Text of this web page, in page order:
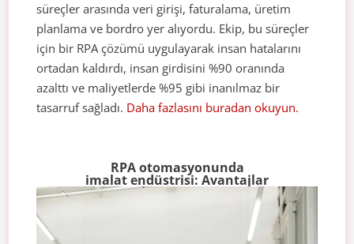
süreçler arasında veri girişi, faturalama, üretim
planlama ve bordro yer alıyordu. Ekip, bu süreçler
için bir RPA çözümü uygulayarak insan hatalarını
ortadan kaldırdı, insan girdisini %90 oranında
azalttı ve maliyetlerde %95 gibi inanılmaz bir
tasarruf sağladı. Daha fazlasını buradan okuyun.
RPA otomasyonunda
imalat endüstrisi: Avantajlar